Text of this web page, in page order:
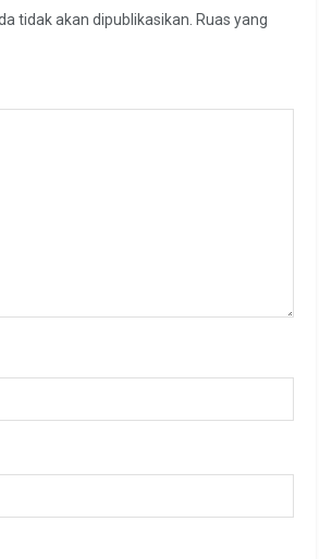
tidak akan dipublikasikan. Ruas yang